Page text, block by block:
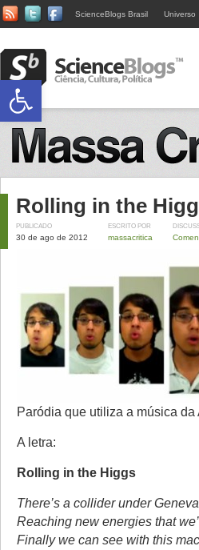
ScienceBlogs Brasil Universo
Rolling in the
PUBLICADO
30 de ago de 2012
ESCRITO POR
massacritica
Paródia que utiliza a música
A letra:
Rolling in the Higgs
There’s a collider under Geneva
Reaching new energies that
Finally we can see with this
Abrir a barra de